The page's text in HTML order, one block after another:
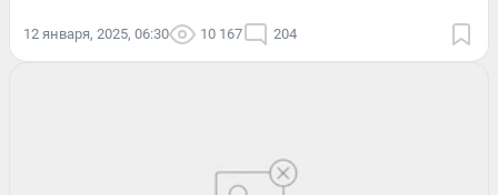
12 января, 2025, 06:30 10 167 204